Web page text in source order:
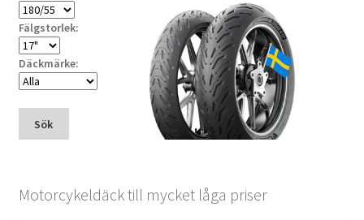
Fälgstorlek:
Däckmärke:
Sök
Motorcykeldäck till mycket låga priser